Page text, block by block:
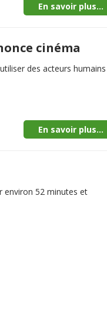
En savoir plus...
cinéma
des acteurs humains
En savoir plus...
environ 52 minutes et